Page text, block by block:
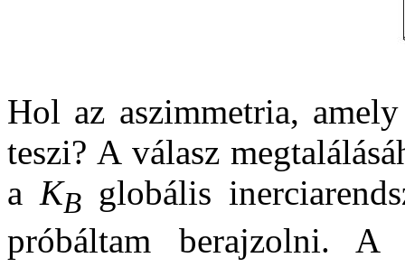
Hol az aszimmetria,
teszi? A válasz
aKB globális
próbáltam berajzolni.